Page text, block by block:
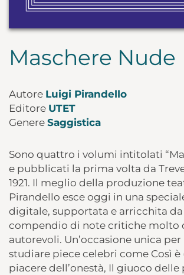
Maschere Nude
Autore Luigi Pirandello
Editore UTET
Genere Saggistica
Sono quattro i volumi intitolati
e pubblicati la prima volta da
1921. Il meglio della produzione
Pirandello esce oggi in una
digitale, supportata e arricchita da
compendio di note critiche molto
autorevoli. Un’occasione unica
studiare piece celebri come Così è
piacere dell’onestà, Il giuoco delle